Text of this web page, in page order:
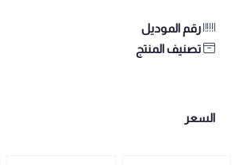
رقم الموديل
تصنيف المنتج
السعر